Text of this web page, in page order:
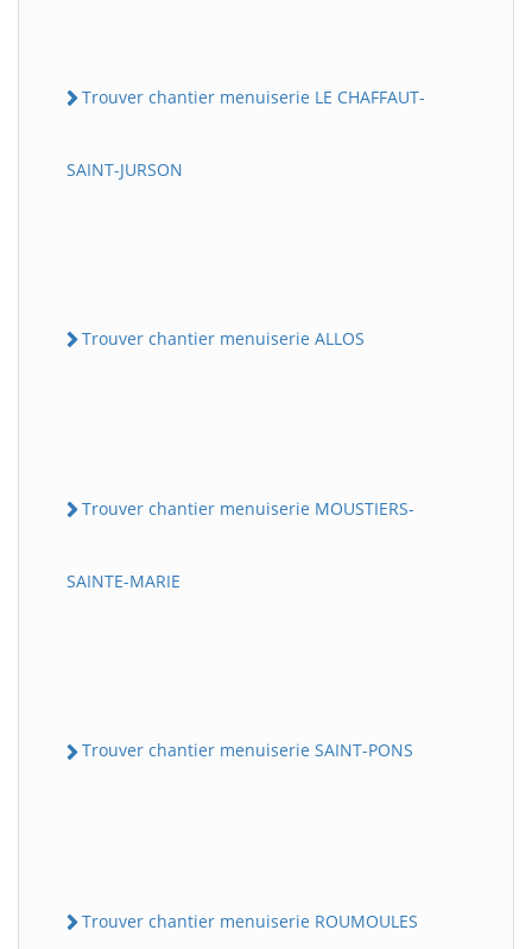
Trouver chantier menuiserie LE CHAFFAUT-
SAINT-JURSON
Trouver chantier menuiserie ALLOS
Trouver chantier menuiserie MOUSTIERS-
SAINTE-MARIE
Trouver chantier menuiserie SAINT-PONS
Trouver chantier menuiserie ROUMOULES